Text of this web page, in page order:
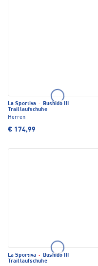
La Sportiva ·
Bushido III
Traillaufschuhe
Herren
€ 174,99
La Sportiva ·
Bushido III
Traillaufschuhe